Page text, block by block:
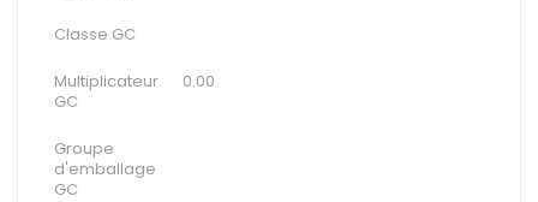
Classe GC
Multiplicateur
GC
0.00
Groupe
d'emballage
GC